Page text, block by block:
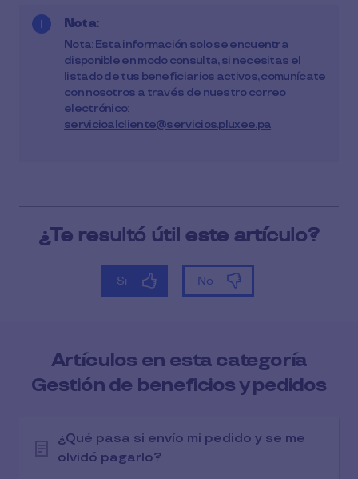
Nota:
Nota: Esta información solo se encuentra
disponible en modo consulta, si necesitas el
listado de tus beneficiarios activos, comunícate
con nosotros a través de nuestro correo
electrónico:
servicioalcliente@servicios.pluxee.pa
Artículos en esta categoría
Gestión de beneficios y pedidos
¿Qué pasa si envío mi pedido y se me
olvidó pagarlo?